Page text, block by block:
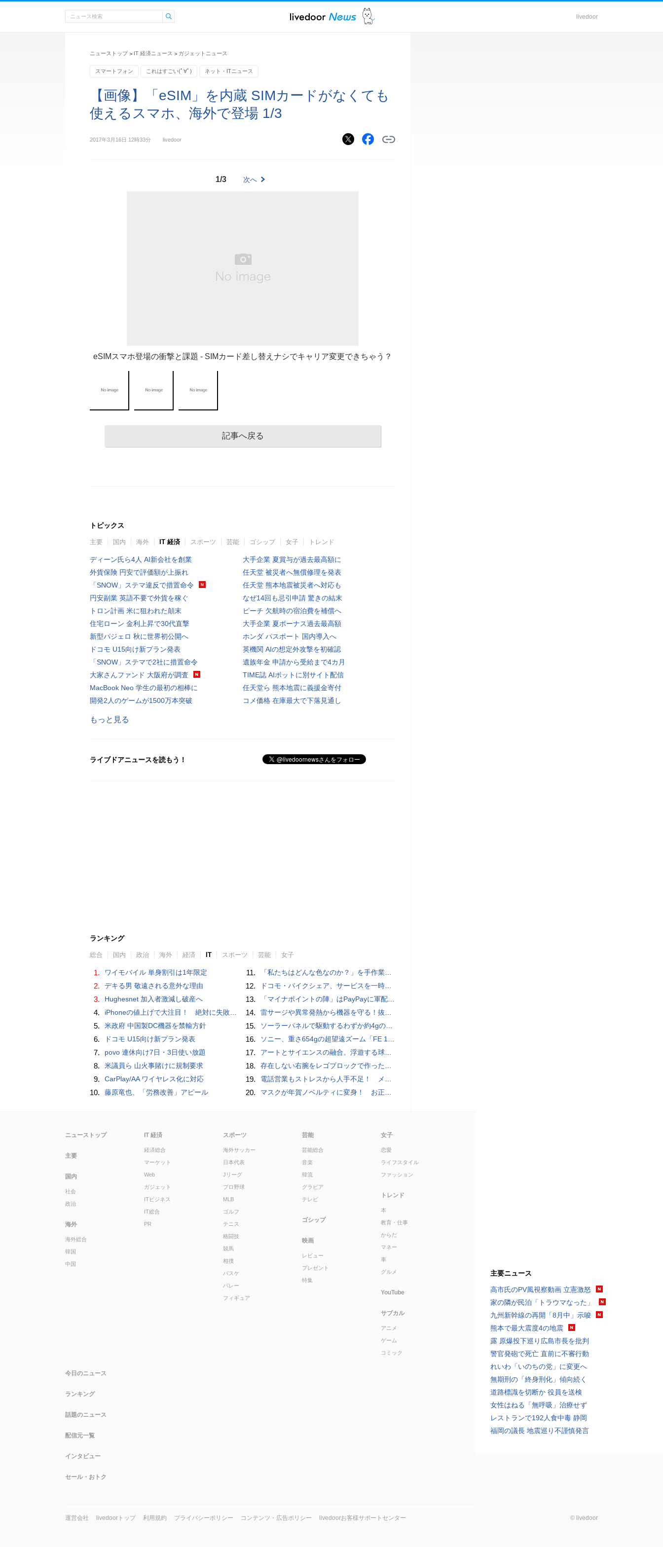
livedoor
ニューストップ > IT 経済ニュース > ガジェットニュース
スマートフォン これはすごい(ﾟ∀ﾟ) ネット・ITニュース
【画像】「eSIM」を内蔵 SIMカードがなくても
使えるスマホ、海外で登場 1/3
2017年3月16日 12時33分 livedoor
1/3 次へ
eSIMスマホ登場の衝撃と課題 - SIMカード差し替えナシでキャリア変更できちゃう？
記事へ戻る
トピックス
主要 国内 海外 IT 経済 スポーツ 芸能 ゴシップ 女子 トレンド
ディーン氏ら4人 AI新会社を創業
外貨保険 円安で評価額が上振れ
「SNOW」ステマ違反で措置命令
円安副業 英語不要で外貨を稼ぐ
トロン計画 米に狙われた顛末
住宅ローン 金利上昇で30代直撃
新型パジェロ 秋に世界初公開へ
ドコモ U15向け新プラン発表
「SNOW」ステマで2社に措置命令
大家さんファンド 大阪府が調査
MacBook Neo 学生の最初の相棒に
開発2人のゲームが1500万本突破
大手企業 夏賞与が過去最高額に
任天堂 被災者へ無償修理を発表
任天堂 熊本地震被災者へ対応も
なぜ14回も忌引申請 驚きの結末
ピーチ 欠航時の宿泊費を補償へ
大手企業 夏ボーナス過去最高額
ホンダ パスポート 国内導入へ
英機関 AIの想定外攻撃を初確認
遺族年金 申請から受給まで4カ月
TIME誌 AIボットに別サイト配信
任天堂ら 熊本地震に義援金寄付
コメ価格 在庫最大で下落見通し
もっと見る
ライブドアニュースを読もう！
ランキング
総合 国内 政治 海外 経済 IT スポーツ 芸能 女子
1. ワイモバイル 単身割引は1年限定
2. デキる男 敬遠される意外な理由
3. Hughesnet 加入者激減し破産へ
4. iPhoneの値上げで大注目！ 絶対に失敗しない「中古スマホ」の売り方＆買い方
5. 米政府 中国製DC機器を禁輸方針
6. ドコモ U15向け新プラン発表
7. povo 連休向け7日・3日使い放題
8. 米議員ら 山火事賭けに規制要求
9. CarPlay/AA ワイヤレス化に対応
10. 藤原竜也、「労務改善」アピール
11. 「私たちはどんな色なのか？」を手作業でデータ分析して人間の肌の色を表現する新しい色空間を構築した「Inclusive Color Space」
12. ドコモ・バイクシェア、サービスを一時停止 不具合の復旧が見通せないため
13. 「マイナポイントの陣」はPayPayに軍配！ 燻製できちゃう鍋、グラスドームクッカー
14. 雷サージや異常発熱から機器を守る！抜け止め仕様の3P-2P変換アダプタ
15. ソーラーパネルで駆動するわずか約4gの超軽量ドローン「CoulombFly」
16. ソニー、重さ654gの超望遠ズーム「FE 100-400mm F5.6-8 OSS」 実売14万円前後
17. アートとサイエンスの融合。浮遊する球体インテリア「Buda Ball(ブダボール)」
18. 存在しない右腕をレゴブロックで作った少年ビルダーが登場
19. 電話営業もストレスから人手不足！ メンタルに心配ない会話AI 「Sakura TALK」が営業電話をかける時代がくる
20. マスクが年賀ノベルティに変身！ お正月特別パッケージの注文受付開始
主要ニュース
高市氏のPV風視察動画 立憲激怒
家の隣が民泊「トラウマなった」
九州新幹線の再開「8月中」示唆
熊本で最大震度4の地震
露 原爆投下巡り広島市長を批判
警官発砲で死亡 直前に不審行動
れいわ「いのちの党」に変更へ
無期刑の「終身刑化」傾向続く
道路標識を切断か 役員を送検
女性はねる「無呼吸」治療せず
レストランで192人食中毒 静岡
福岡の議長 地震巡り不謹慎発言
ニューストップ
主要
国内
社会
政治
海外
海外総合
韓国
中国
IT 経済
経済総合
マーケット
Web
ガジェット
ITビジネス
IT総合
PR
スポーツ
海外サッカー
日本代表
Jリーグ
プロ野球
MLB
ゴルフ
テニス
格闘技
競馬
相撲
バスケ
バレー
フィギュア
芸能
芸能総合
音楽
韓流
グラビア
テレビ
ゴシップ
映画
レビュー
プレゼント
特集
女子
恋愛
ライフスタイル
ファッション
トレンド
本
教育・仕事
からだ
マネー
車
グルメ
YouTube
サブカル
アニメ
ゲーム
コミック
今日のニュース
ランキング
話題のニュース
配信元一覧
インタビュー
セール・おトク
運営会社 livedoorトップ 利用規約 プライバシーポリシー コンテンツ・広告ポリシー livedoorお客様サポートセンター © livedoor